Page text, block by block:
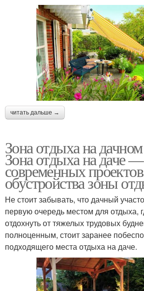
читать дальше →
Зона отдыха на дачном
Зона отдыха на даче
современных
обустройства зоны
Не стоит забывать, что дачный
первую очередь местом для отдыха,
отдохнуть от тяжелых трудовых
полноценным, стоит заранее
подходящего места отдыха на даче.